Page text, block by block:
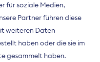
und
für soziale Medien,
Partner führen diese
weiteren Daten
haben oder die sie im
gesammelt haben.